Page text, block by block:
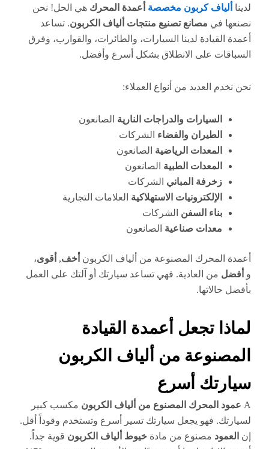
لدينا ألياف كربون مخصصة أعمدة المحرك هي الحل! نحن
نصنعها في مصانع تصنيع منتجات ألياف الكربون. تساعد
أعمدة القيادة لدينا السيارات، والطائرات، والقوارب، وفرق
السباقات على الانطلاق بشكل أسرع وأفضل.
نحن نخدم العديد من أنواع العملاء:
السيارات والدراجات النارية الصانعون
الطيران والفضاء الشركات
المعدات الرياضية الصانعون
المعدات الطبية الصانعون
زخرفة المباني الشركات
الإلكترونيات الاستهلاكية العلامات التجارية
بناء السفن الشركات
معدات صناعية الصانعون
أعمدة المحرك المصنوعة من ألياف الكربون أخف, أقوى،
و أفضل من العادية. فهي تساعد سيارتك أو آلتك على العمل
بأفضل حالاتها.
لماذا تجعل أعمدة القيادة
المصنوعة من ألياف الكربون
سيارتك أسرع
A عمود المحرك المصنوع من ألياف الكربون مكسب كبير
لسيارتك. فهو يجعل سيارتك تسير أسرع وتستخدم وقوداً أقل.
إن العمود مصنوع من مادة خيوط ألياف الكربون قوية جداً.